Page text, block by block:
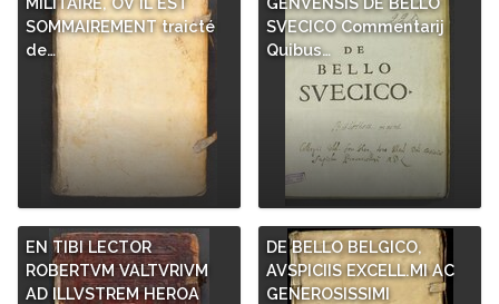
SOMMAIREMENT traicté
de…
SVECICO Commentarij
Quibus…
EN TIBI LECTOR
ROBERTVM VALTVRIVM
AD ILLVSTREM HEROA
DE BELLO BELGICO,
AVSPICIIS EXCELL.MI AC
GENEROSISSIMI